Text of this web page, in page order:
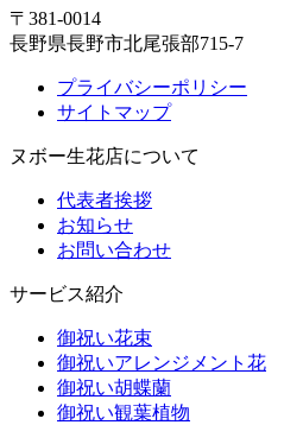
〒381-0014
長野県長野市北尾張部715-7
プライバシーポリシー
サイトマップ
ヌボー生花店について
代表者挨拶
お知らせ
お問い合わせ
サービス紹介
御祝い花束
御祝いアレンジメント花
御祝い胡蝶蘭
御祝い観葉植物